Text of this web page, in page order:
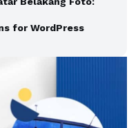
for WordPress